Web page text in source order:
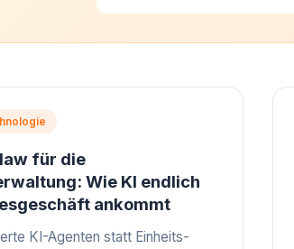
für die
Wie KI endlich
ankommt
KI-Agenten statt Einheits-